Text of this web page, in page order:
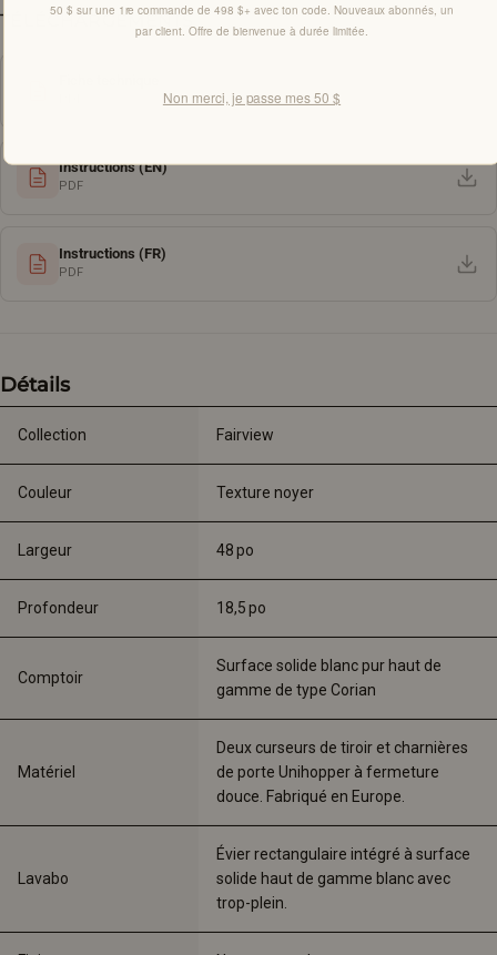
TÉLÉCHARGEMENTS
Instructions (EN)
PDF
Instructions (FR)
PDF
Détails
Collection Fairview
Couleur Texture noyer
Largeur 48 po
Profondeur 18,5 po
Comptoir
Surface solide blanc pur haut de
gamme de type Corian
Matériel
Deux curseurs de tiroir et charnières
de porte Unihopper à fermeture
douce. Fabriqué en Europe.
Lavabo
Évier rectangulaire intégré à surface
solide haut de gamme blanc avec
trop-plein.
50 $ sur une 1re commande de 498 $+ avec ton code. Nouveaux abonnés, un
par client. Offre de bienvenue à durée limitée.
Non merci, je passe mes 50 $